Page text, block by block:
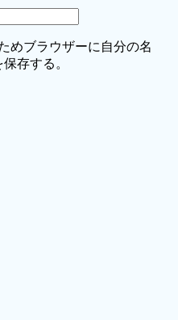
めブラウザーに自分の名
存する。